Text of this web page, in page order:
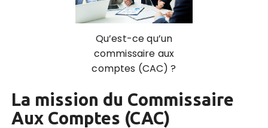
Qu’est-ce qu’un
commissaire aux
comptes (CAC) ?
La mission du Commissaire
Aux Comptes (CAC)